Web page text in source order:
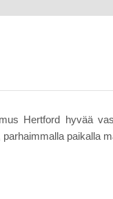
Hertford hyvää
paikalla